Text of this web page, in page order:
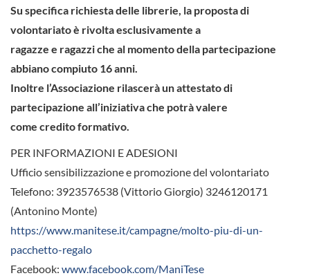
Su specifica richiesta delle librerie, la proposta di
volontariato è rivolta esclusivamente a
ragazze e ragazzi che al momento della partecipazione
abbiano compiuto 16 anni.
Inoltre l’Associazione rilascerà un attestato di
partecipazione all’iniziativa che potrà valere
come credito formativo.
PER INFORMAZIONI E ADESIONI
Ufficio sensibilizzazione e promozione del volontariato
Telefono: 3923576538 (Vittorio Giorgio) 3246120171
(Antonino Monte)
https://www.manitese.it/campagne/molto-piu-di-un-
pacchetto-regalo
Facebook: www.facebook.com/ManiTese